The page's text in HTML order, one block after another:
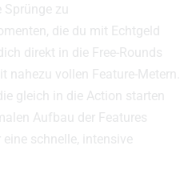
zu
die du mit Echtgeld
direkt in die Free-Rounds
nahezu vollen Feature-Metern.
gleich in die Action starten
Aufbau der Features
schnelle, intensive